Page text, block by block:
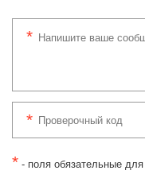
* - поля обязательные